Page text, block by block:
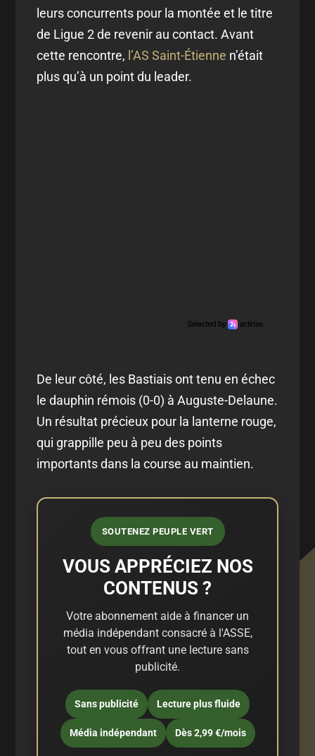
leurs concurrents pour la montée et le titre
de Ligue 2 de revenir au contact. Avant
cette rencontre, l’AS Saint-Étienne n’était
plus qu’à un point du leader.
De leur côté, les Bastiais ont tenu en échec
le dauphin rémois (0-0) à Auguste-Delaune.
Un résultat précieux pour la lanterne rouge,
qui grappille peu à peu des points
importants dans la course au maintien.
SOUTENEZ PEUPLE VERT
VOUS APPRÉCIEZ NOS
CONTENUS ?
Votre abonnement aide à financer un
média indépendant consacré à l'ASSE,
tout en vous offrant une lecture sans
publicité.
Sans publicité Lecture plus fluide
Média indépendant Dès 2,99 €/mois